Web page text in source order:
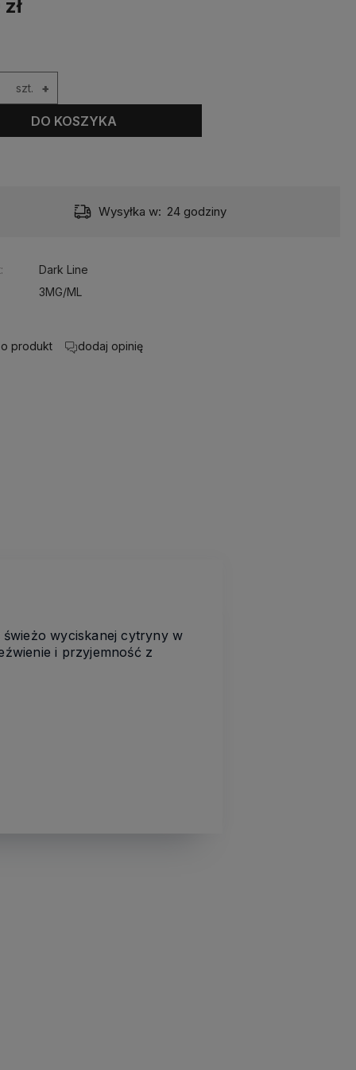
szt. +
DO KOSZYKA
Wysyłka w: 24 godziny
Dark Line
3MG/ML
produkt dodaj opinię
wyciskanej cytryny w
i przyjemność z